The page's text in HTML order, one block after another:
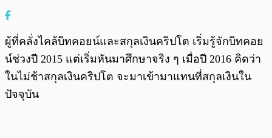
ผู้ที่คลั่งไคล้บิทคอยน์และสกุลเงินคริปโต เริ่มรู้จักบิทคอย
น์ช่วงปี 2015 แต่เริ่มหันมาศึกษาจริง ๆ เมื่อปี 2016 คิดว่า
ในไม่ช้าสกุลเงินคริปโต จะมาเข้ามาแทนที่สกุลเงินใน
ปัจจุบัน